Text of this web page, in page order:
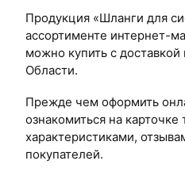
Продукция «Шланги для
ассортименте интернет-
можно купить с
Области.
Прежде чем оформить
ознакомиться на
характеристиками,
покупателей.